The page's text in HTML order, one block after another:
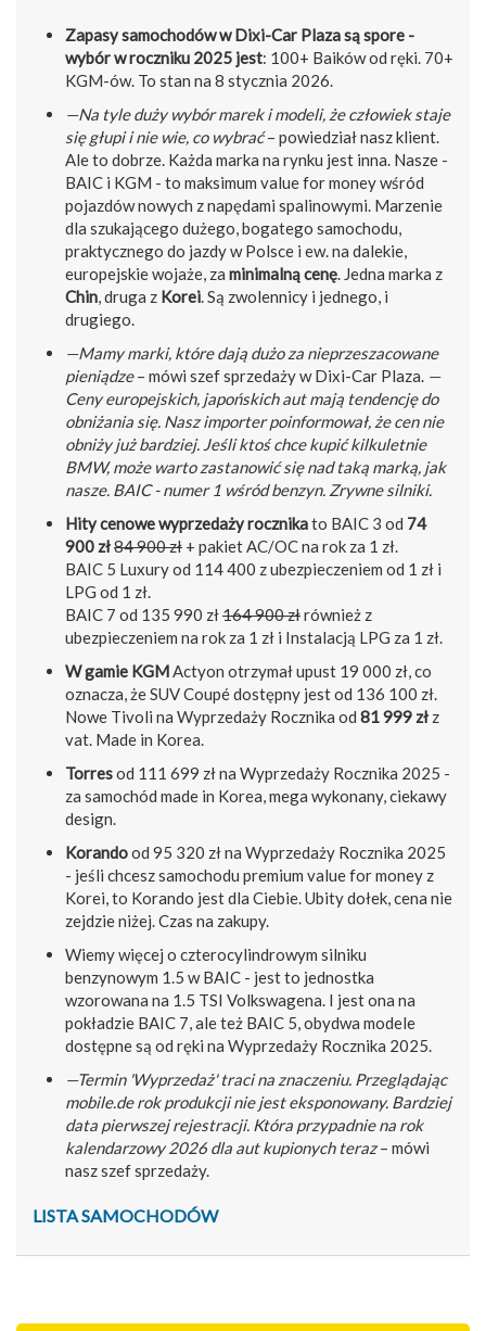
Zapasy samochodów w Dixi-Car Plaza są spore -
wybór w roczniku 2025 jest: 100+ Baików od ręki. 70+
KGM-ów. To stan na 8 stycznia 2026.
—Na tyle duży wybór marek i modeli, że człowiek staje
się głupi i nie wie, co wybrać– powiedział nasz klient.
Ale to dobrze. Każda marka na rynku jest inna. Nasze -
BAIC i KGM - to maksimum value for money wśród
pojazdów nowych z napędami spalinowymi. Marzenie
dla szukającego dużego, bogatego samochodu,
praktycznego do jazdy w Polsce i ew. na dalekie,
europejskie wojaże, za minimalną cenę. Jedna marka z
Chin, druga z Korei. Są zwolennicy i jednego, i
drugiego.
—Mamy marki, które dają dużo za nieprzeszacowane
pieniądze– mówi szef sprzedaży w Dixi-Car Plaza. —
Ceny europejskich, japońskich aut mają tendencję do
obniżania się. Nasz importer poinformował, że cen nie
obniży już bardziej. Jeśli ktoś chce kupić kilkuletnie
BMW, może warto zastanowić się nad taką marką, jak
nasze. BAIC - numer 1 wśród benzyn. Zrywne silniki.
Hity cenowe wyprzedaży rocznikato BAIC 3 od 74
900 zł84 900 zł + pakiet AC/OC na rok za 1 zł.
BAIC 5 Luxury od 114 400 z ubezpieczeniem od 1 zł i
LPG od 1 zł.
BAIC 7 od 135 990 zł164 900 złrównież z
ubezpieczeniem na rok za 1 zł i Instalacją LPG za 1 zł.
W gamie KGMActyon otrzymał upust 19 000 zł, co
oznacza, że SUV Coupé dostępny jest od 136 100 zł.
Nowe Tivoli na Wyprzedaży Rocznika od 81 999 zł z
vat. Made in Korea.
Torresod 111 699 zł na Wyprzedaży Rocznika 2025 -
za samochód made in Korea, mega wykonany, ciekawy
design.
Korandood 95 320 zł na Wyprzedaży Rocznika 2025
- jeśli chcesz samochodu premium value for money z
Korei, to Korando jest dla Ciebie. Ubity dołek, cena nie
zejdzie niżej. Czas na zakupy.
Wiemy więcej o czterocylindrowym silniku
benzynowym 1.5 w BAIC - jest to jednostka
wzorowana na 1.5 TSI Volkswagena. I jest ona na
pokładzie BAIC 7, ale też BAIC 5, obydwa modele
dostępne są od ręki na Wyprzedaży Rocznika 2025.
—Termin 'Wyprzedaż' traci na znaczeniu. Przeglądając
mobile.de rok produkcji nie jest eksponowany. Bardziej
data pierwszej rejestracji. Która przypadnie na rok
kalendarzowy 2026 dla aut kupionych teraz– mówi
nasz szef sprzedaży.
LISTA SAMOCHODÓW